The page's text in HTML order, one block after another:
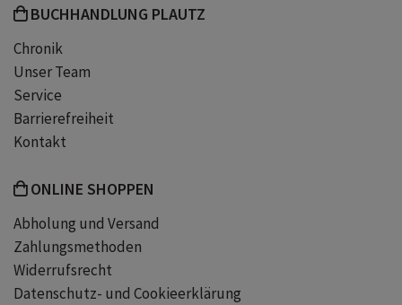
BUCHHANDLUNG PLAUTZ
Chronik
Unser Team
Service
Barrierefreiheit
Kontakt
ONLINE SHOPPEN
Abholung und Versand
Zahlungsmethoden
Widerrufsrecht
Datenschutz- und Cookieerklärung